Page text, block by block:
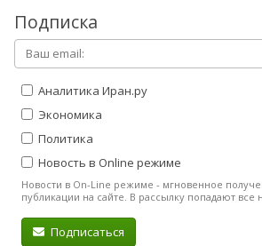
Подписка
Аналитика Иран.ру
Экономика
Политика
Новость в Online режиме
Новости в On-Line режиме - мгновенное
публикации на сайте. В рассылку попадают все
Подписаться